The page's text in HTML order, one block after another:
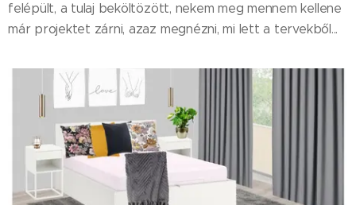
felépült, a tulaj beköltözött, nekem meg mennem kellene
már projektet zárni, azaz megnézni, mi lett a tervekből...